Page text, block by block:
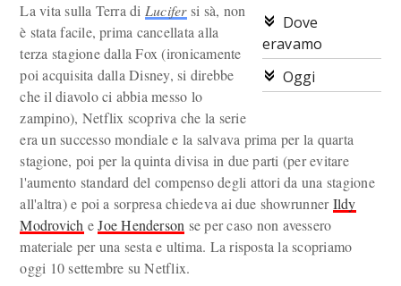
Dove
eravamo
Oggi
La vita sulla Terra di Lucifersi sà, non
è stata facile, prima cancellata alla
terza stagione dalla Fox (ironicamente
poi acquisita dalla Disney, si direbbe
che il diavolo ci abbia messo lo
zampino), Netflix scopriva che la serie
era un successo mondiale e la salvava prima per la quarta
stagione, poi per la quinta divisa in due parti (per evitare
l'aumento standard del compenso degli attori da una stagione
all'altra) e poi a sorpresa chiedeva ai due showrunnerIldy
Modrovich eJoe Henderson se per caso non avessero
materiale per una sesta e ultima. La risposta la scopriamo
oggi 10 settembre su Netflix.